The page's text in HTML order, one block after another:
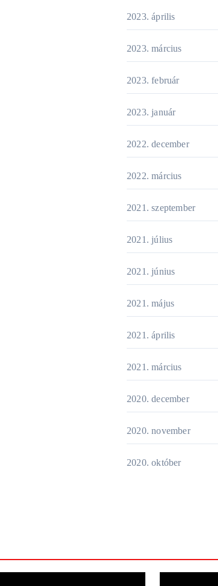
2023. április
2023. március
2023. február
2023. január
2022. december
2022. március
2021. szeptember
2021. július
2021. június
2021. május
2021. április
2021. március
2020. december
2020. november
2020. október